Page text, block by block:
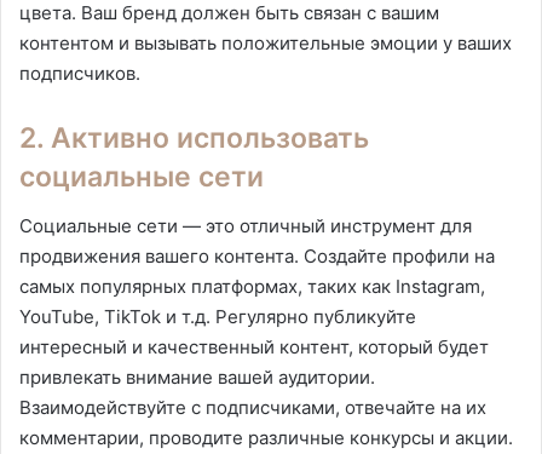
цвета. Ваш бренд должен быть связан с вашим
контентом и вызывать положительные эмоции у ваших
подписчиков.
2. Активно использовать
социальные сети
Социальные сети — это отличный инструмент для
продвижения вашего контента. Создайте профили на
самых популярных платформах, таких как Instagram,
YouTube, TikTok и т.д. Регулярно публикуйте
интересный и качественный контент, который будет
привлекать внимание вашей аудитории.
Взаимодействуйте с подписчиками, отвечайте на их
комментарии, проводите различные конкурсы и акции.